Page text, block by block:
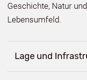
Geschichte, Natur
Lebensumfeld.
Lage und